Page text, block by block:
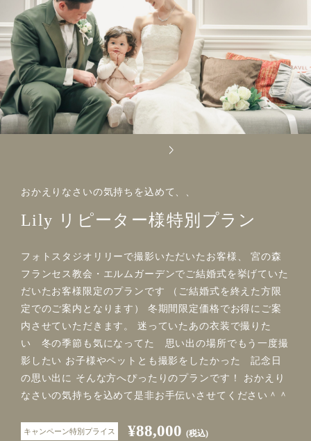
おかえりなさいの気持ちを込めて、、
Lily リピーター様特別プラン
フォトスタジオリリーで撮影いただいたお客様、 宮の森
フランセス教会・エルムガーデンでご結婚式を挙げていた
だいたお客様限定のプランです （ご結婚式を終えた方限
定でのご案内となります） 冬期間限定価格でお得にご案
内させていただきます。 迷っていたあの衣装で撮りた
い 冬の季節も気になってた 思い出の場所でもう一度撮
影したい お子様やペットとも撮影をしたかった 記念日
の思い出に そんな方へぴったりのプランです！ おかえり
なさいの気持ちを込めて是非お手伝いさせてください＾＾
キャンペーン特別プライス ¥88,000 (税込)